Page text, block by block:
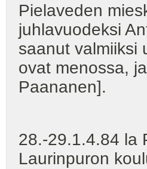
Pielaveden
juhlavuodeksi
saanut valmiiksi
ovat menossa,
Paananen].
28.-29.1.4.84 la
Laurinpuron